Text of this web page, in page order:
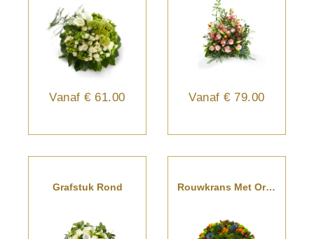
Vanaf € 61.00 Vanaf € 79.00
Grafstuk Rond Rouwkrans Met Oranje Blauwe Bloemen